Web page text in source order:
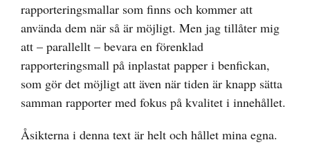
rapporteringsmallar som finns och kommer att
använda dem när så är möjligt. Men jag tillåter mig
att – parallellt – bevara en förenklad
rapporteringsmall på inplastat papper i benfickan,
som gör det möjligt att även när tiden är knapp sätta
samman rapporter med fokus på kvalitet i innehållet.
Åsikterna i denna text är helt och hållet mina egna.